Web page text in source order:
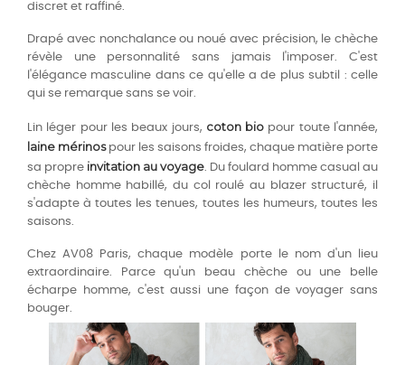
discret et raffiné.
Drapé avec nonchalance ou noué avec précision, le chèche
révèle une personnalité sans jamais l'imposer. C'est
l'élégance masculine dans ce qu'elle a de plus subtil : celle
qui se remarque sans se voir.
Lin léger pour les beaux jours, coton bio pour toute l'année,
laine mérinospour les saisons froides, chaque matière porte
sa propre invitation au voyage. Du foulard homme casual au
chèche homme habillé, du col roulé au blazer structuré, il
s'adapte à toutes les tenues, toutes les humeurs, toutes les
saisons.
Chez AV08 Paris, chaque modèle porte le nom d'un lieu
extraordinaire. Parce qu'un beau chèche ou une belle
écharpe homme, c'est aussi une façon de voyager sans
bouger.